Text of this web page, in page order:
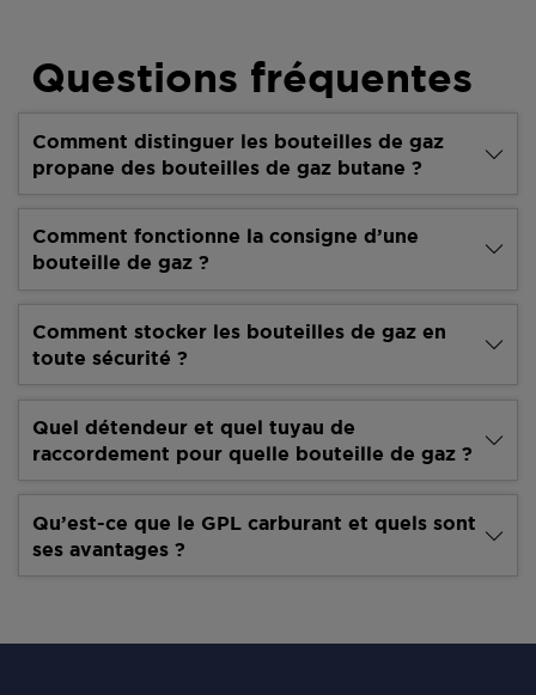
Questions fréquentes
Comment distinguer les bouteilles de gaz
propane des bouteilles de gaz butane ?
Comment fonctionne la consigne d’une
bouteille de gaz ?
Comment stocker les bouteilles de gaz en
toute sécurité ?
Quel détendeur et quel tuyau de
raccordement pour quelle bouteille de gaz ?
Qu’est-ce que le GPL carburant et quels sont
ses avantages ?